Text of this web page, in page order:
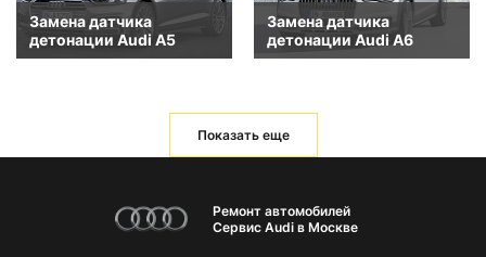
Замена датчика
детонации Audi A5
Замена датчика
детонации Audi A6
Показать еще
Ремонт автомобилей
Сервис Audi в Москве